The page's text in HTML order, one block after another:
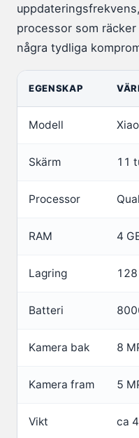
processor som
några tydliga
EGENSKAP
Modell
Skärm 11
Processor
RAM 4
Lagring
Batteri
Kamera bak 8
Kamera fram 5
Vikt ca